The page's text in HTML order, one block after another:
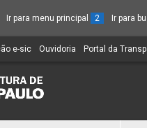
Ir para menu principal 2 Ir para
e-sic (Link
um
novo
Ouvidoria (Link
Portal da